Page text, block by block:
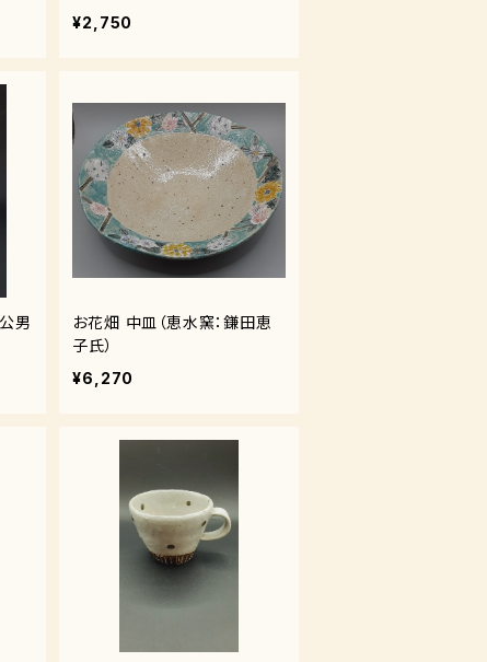
¥2,750
男
お花畑 中皿（恵水窯：鎌田恵
子氏）
¥6,270